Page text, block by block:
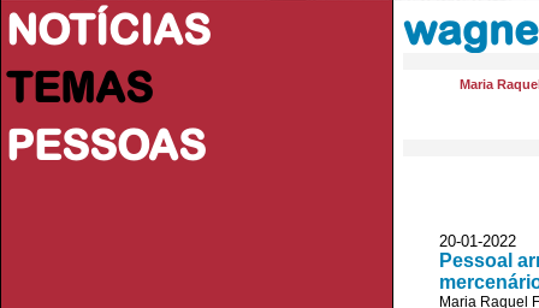
NOTÍCIAS
TEMAS
PESSOAS
Maria
20-01-
Pessoal
Maria Raquel